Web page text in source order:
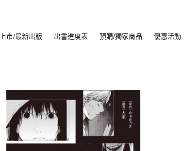
市/最新出版 出書進度表 預購/獨家商品 優惠活動